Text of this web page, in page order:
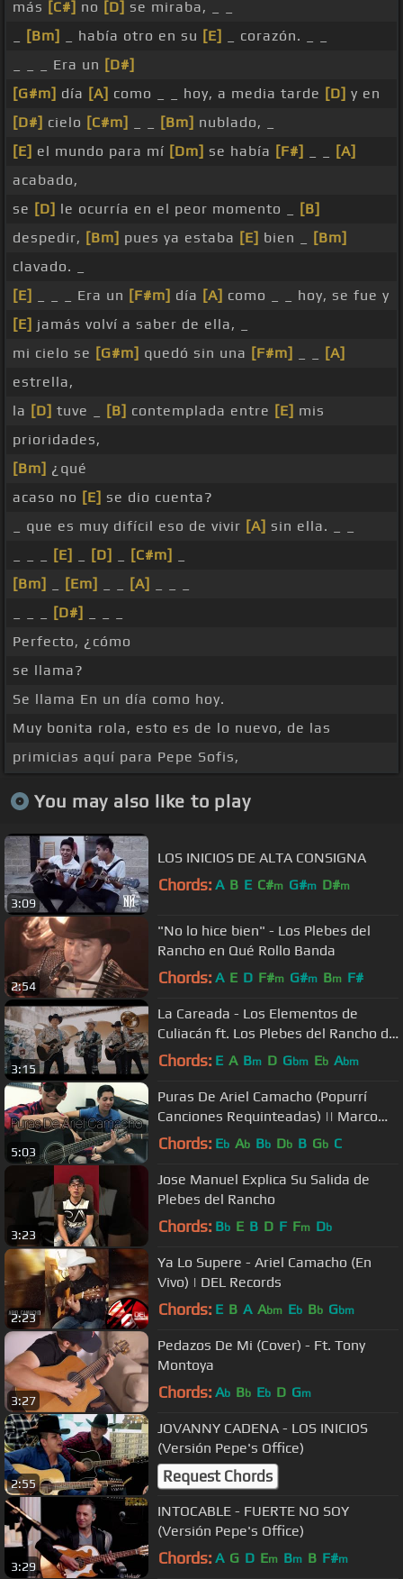
más [C#] no [D] se miraba, _ _
[Bm] _ había otro en su [E]
_ corazón. _ _
_ _ _ Era un [D#]
[G#m] día [A] como _ _ hoy, a media tarde [D] y en
[D#] cielo [C#m] [Bm] nublado, _
[E] el mundo para mí [Dm] se había [F#]
[A]
acabado,
se [D] le ocurría en el peor momento _
[B]
despedir, [Bm] pues ya estaba [E] bien _
[Bm]
clavado. _
[E]
_ _ _ Era un [F#m] día [A] como _ _ hoy, se fue y
[E] jamás volví a saber de ella, _
mi cielo se [G#m] quedó sin una [F#m]
[A]
estrella,
la [D] tuve _ [B] contemplada entre [E] mis
prioridades,
[Bm] ¿qué
acaso no [E] se dio cuenta?
_ que es muy difícil eso de vivir [A] sin ella. _ _
[E] [D] [C#m]
[Bm]
[Em] [A]
[D#]
Perfecto, ¿cómo
se llama?
Se llama En un día como hoy.
Muy bonita rola, esto es de lo nuevo, de las
primicias aquí para Pepe Sofis,
You may also like to play
3:09
LOS INICIOS DE ALTA CONSIGNA
Chords: A B E C#m G#m D#m
2:54
"No lo hice bien" - Los Plebes del
Rancho en Qué Rollo Banda
Chords: A E D F#m G#m Bm F#
3:15
La Careada - Los Elementos de
Culiacán ft. Los Plebes del Rancho de
Ariel Camacho [Video Musical]
Chords: E A Bm D Gbm Eb Abm
5:03
Puras De Ariel Camacho (Popurrí
Canciones Requinteadas) || Marco
Álvarez
Chords: Eb Ab Bb Db B Gb C
3:23
Jose Manuel Explica Su Salida de
Plebes del Rancho
Chords: Bb E B D F Fm Db
2:23
Ya Lo Supere - Ariel Camacho (En
Vivo) | DEL Records
Chords: E B A Abm Eb Bb Gbm
3:27
Pedazos De Mi (Cover) - Ft. Tony
Montoya
Chords: Ab Bb Eb D Gm
2:55
JOVANNY CADENA - LOS INICIOS
(Versión Pepe's Office)
Request Chords
3:29
INTOCABLE - FUERTE NO SOY
(Versión Pepe's Office)
Chords: A G D Em Bm B F#m